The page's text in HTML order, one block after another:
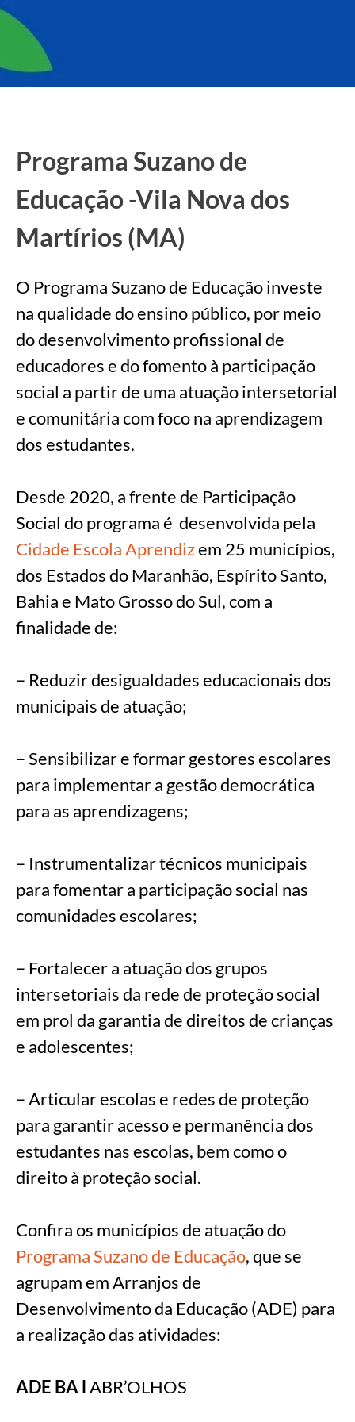
Programa Suzano de
Educação -Vila Nova dos
Martírios (MA)
O Programa Suzano de Educação investe
na qualidade do ensino público, por meio
do desenvolvimento profissional de
educadores e do fomento à participação
social a partir de uma atuação intersetorial
e comunitária com foco na aprendizagem
dos estudantes.
Desde 2020, a frente de Participação
Social do programa é desenvolvida pela
Cidade Escola Aprendizem 25 municípios,
dos Estados do Maranhão, Espírito Santo,
Bahia e Mato Grosso do Sul, com a
finalidade de:
– Reduzir desigualdades educacionais dos
municipais de atuação;
– Sensibilizar e formar gestores escolares
para implementar a gestão democrática
para as aprendizagens;
– Instrumentalizar técnicos municipais
para fomentar a participação social nas
comunidades escolares;
– Fortalecer a atuação dos grupos
intersetoriais da rede de proteção social
em prol da garantia de direitos de crianças
e adolescentes;
– Articular escolas e redes de proteção
para garantir acesso e permanência dos
estudantes nas escolas, bem como o
direito à proteção social.
Confira os municípios de atuação do
Programa Suzano de Educação, que se
agrupam em Arranjos de
Desenvolvimento da Educação (ADE) para
a realização das atividades:
ADE BA lABR’OLHOS